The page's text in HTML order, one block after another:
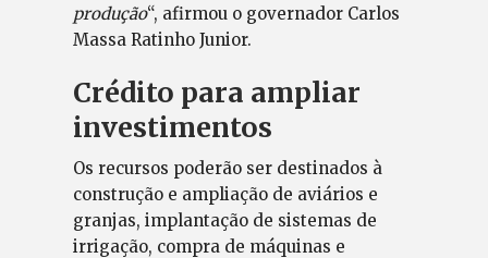
produção“, afirmou o governador Carlos
Massa Ratinho Junior.
Crédito para ampliar
investimentos
Os recursos poderão ser destinados à
construção e ampliação de aviários e
granjas, implantação de sistemas de
irrigação, compra de máquinas e